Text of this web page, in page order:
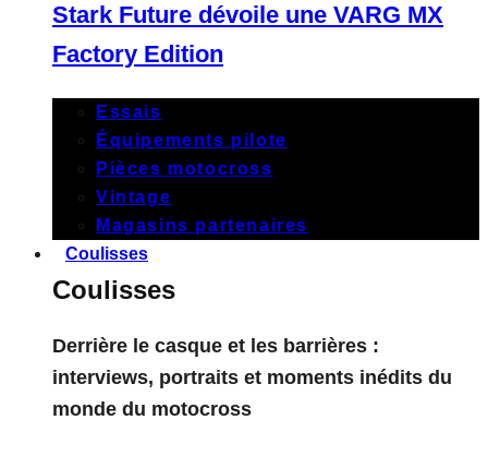
Stark Future dévoile une VARG MX
Factory Edition
Essais
Équipements pilote
Pièces motocross
Vintage
Magasins partenaires
Coulisses
Coulisses
Derrière le casque et les barrières :
interviews, portraits et moments inédits du
monde du motocross